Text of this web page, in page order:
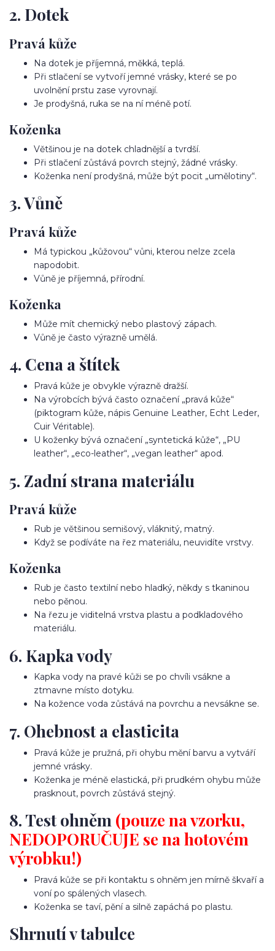
2. Dotek
Pravá kůže
Na dotek je příjemná, měkká, teplá.
Při stlačení se vytvoří jemné vrásky, které se po
uvolnění prstu zase vyrovnají.
Je prodyšná, ruka se na ní méně potí.
Koženka
Většinou je na dotek chladnější a tvrdší.
Při stlačení zůstává povrch stejný, žádné vrásky.
Koženka není prodyšná, může být pocit „umělotiny“.
3. Vůně
Pravá kůže
Má typickou „kůžovou“ vůni, kterou nelze zcela
napodobit.
Vůně je příjemná, přírodní.
Koženka
Může mít chemický nebo plastový zápach.
Vůně je často výrazně umělá.
4. Cena a štítek
Pravá kůže je obvykle výrazně dražší.
Na výrobcích bývá často označení „pravá kůže“
(piktogram kůže, nápis Genuine Leather, Echt Leder,
Cuir Véritable).
U koženky bývá označení „syntetická kůže“, „PU
leather“, „eco-leather“, „vegan leather“ apod.
5. Zadní strana materiálu
Pravá kůže
Rub je většinou semišový, vláknitý, matný.
Když se podíváte na řez materiálu, neuvidíte vrstvy.
Koženka
Rub je často textilní nebo hladký, někdy s tkaninou
nebo pěnou.
Na řezu je viditelná vrstva plastu a podkladového
materiálu.
6. Kapka vody
Kapka vody na pravé kůži se po chvíli vsákne a
ztmavne místo dotyku.
Na kožence voda zůstává na povrchu a nevsákne se.
7. Ohebnost a elasticita
Pravá kůže je pružná, při ohybu mění barvu a vytváří
jemné vrásky.
Koženka je méně elastická, při prudkém ohybu může
prasknout, povrch zůstává stejný.
8. Test ohněm (pouze na vzorku,
NEDOPORUČUJE se na hotovém
výrobku!)
Pravá kůže se při kontaktu s ohněm jen mírně škvaří a
voní po spálených vlasech.
Koženka se taví, pění a silně zapáchá po plastu.
Shrnutí v tabulce